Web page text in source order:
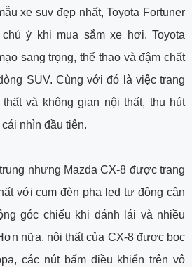
xe suv đẹp nhất, Toyota Fortuner
ý khi mua sắm xe hơi. Toyota
sang trọng, thể thao và đậm chất
SUV. Cùng với đó là việc trang
và không gian nội thất, thu hút
nhìn đầu tiên.
nhưng Mazda CX-8 được trang
với cụm đèn pha led tự động cân
góc chiếu khi đánh lái và nhiều
nữa, nội thất của CX-8 được bọc
các nút bấm điều khiển trên vô